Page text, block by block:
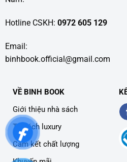
Hotline CSKH: 0972 605 129
Email:
binhbook.official@gmail.com
VỀ BINH BOOK
Giới thiệu nhà sách
Tủ sách luxury
Cam kết chất lượng